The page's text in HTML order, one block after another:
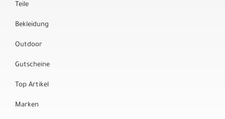
Teile
Bekleidung
Outdoor
Gutscheine
Top Artikel
Marken